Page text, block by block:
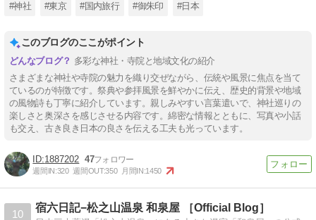
#神社 #東京 #国内旅行 #御朱印 #日本
このブログのここがポイント
多彩な神社・寺院と地域文化の紹介
さまざまな神社や寺院の魅力を織り交ぜながら、伝統や風景に焦点を当て
ているのが特徴です。祭典や参拝風景を鮮やかに伝え、歴史的背景や地域
の風物詩も丁寧に紹介しています。親しみやすい言葉遣いで、神社巡りの
楽しさと奥深さを感じさせる内容です。綿密な情報とともに、写真や小話
も交え、古き良き日本の良さを伝える工夫も光っています。
1887202 47
週間IN:320 週間OUT:350 月間IN:1450
10
宿六日記−松之山温泉 和泉屋 ［Official Blog］